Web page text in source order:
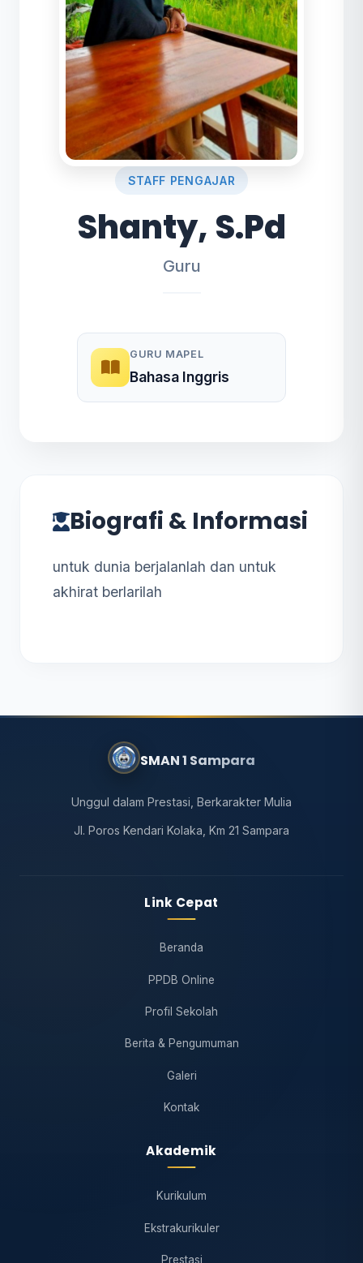
STAFF PENGAJAR
Shanty, S.Pd
Guru
GURU MAPEL
Bahasa Inggris
Biografi & Informasi
untuk dunia berjalanlah dan untuk
akhirat berlarilah
SMAN 1 Sampara
Unggul dalam Prestasi, Berkarakter Mulia
Jl. Poros Kendari Kolaka, Km 21 Sampara
Link Cepat
Beranda
PPDB Online
Profil Sekolah
Berita & Pengumuman
Galeri
Kontak
Akademik
Kurikulum
Ekstrakurikuler
Prestasi